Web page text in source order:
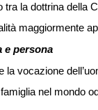
la dottrina della
maggiormente
e persona
vocazione
nel mondo